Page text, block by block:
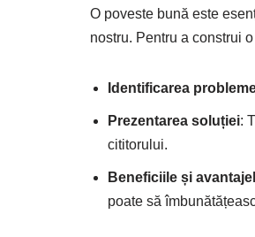
O poveste bună este
nostru. Pentru a construi
Identificarea
Prezentarea soluției:
cititorului.
Beneficiile și
poate să